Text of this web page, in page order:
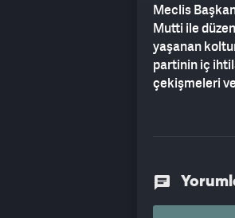
Meclis
Mutti ile
yaşanan
partinin iç
çekişmeleri